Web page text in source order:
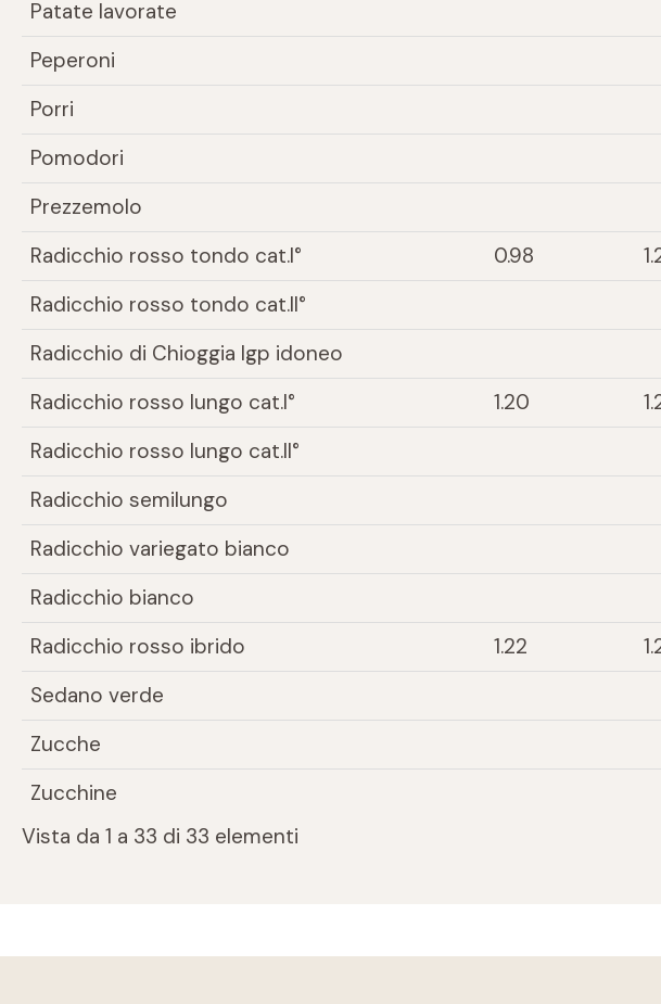
Patate lavorate
Peperoni
Porri
Pomodori
Prezzemolo
Radicchio rosso tondo cat.I°
0.98
Radicchio rosso tondo cat.II°
Radicchio di Chioggia Igp idoneo
Radicchio rosso lungo cat.I°
1.20
Radicchio rosso lungo cat.II°
Radicchio semilungo
Radicchio variegato bianco
Radicchio bianco
Radicchio rosso ibrido
1.22
Sedano verde
Zucche
Zucchine
Vista da 1 a 33 di 33 elementi